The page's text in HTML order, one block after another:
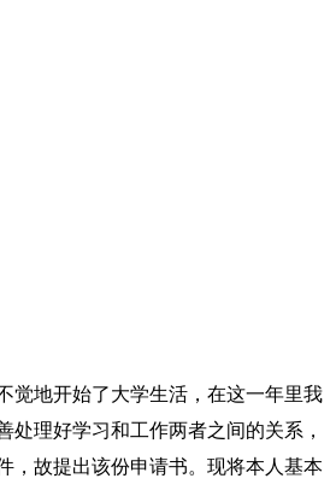
觉地开始了大学生活，在这一年里我
理好学习和工作两者之间的关系，
，故提出该份申请书。现将本人基本